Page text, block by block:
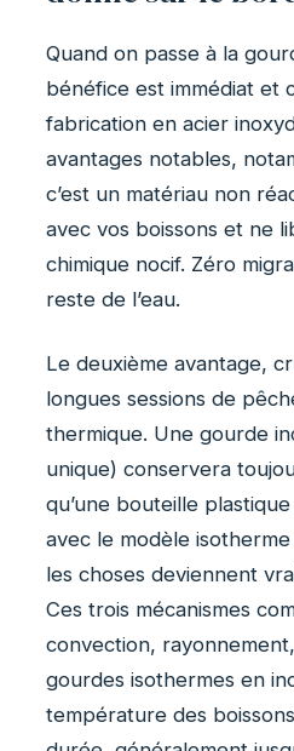
Quand on passe à la
bénéfice est immédiat et
fabrication en acier
avantages notables,
c’est un matériau non
avec vos boissons et ne
chimique nocif. Zéro
reste de l’eau.
Le deuxième avantage,
longues sessions de
thermique. Une gourde
unique) conservera
qu’une bouteille plastique
avec le modèle
les choses deviennent
Ces trois mécanismes
convection,
gourdes isothermes en
température des